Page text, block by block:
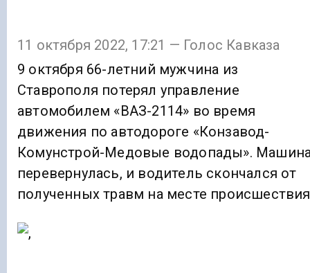
11 октября 2022, 17:21 — Голос Кавказа
9 октября 66-летний мужчина из
Ставрополя потерял управление
автомобилем «ВАЗ-2114» во время
движения по автодороге «Конзавод-
Комунстрой-Медовые водопады».
перевернулась, и водитель скончался от
полученных травм на месте